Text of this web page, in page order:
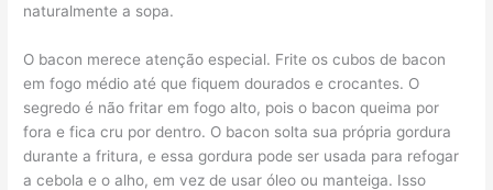
naturalmente a sopa.
O bacon merece atenção especial. Frite os cubos de bacon
em fogo médio até que fiquem dourados e crocantes. O
segredo é não fritar em fogo alto, pois o bacon queima por
fora e fica cru por dentro. O bacon solta sua própria gordura
durante a fritura, e essa gordura pode ser usada para refogar
a cebola e o alho, em vez de usar óleo ou manteiga. Isso